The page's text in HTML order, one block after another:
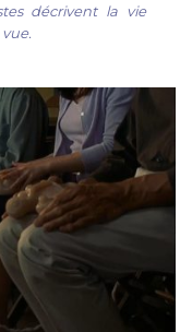
décrivent la vie